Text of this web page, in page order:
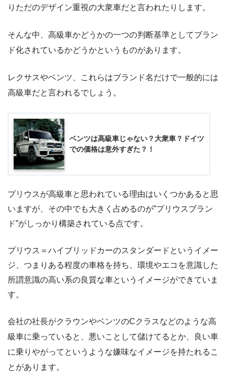
りただのデザイン重視の大衆車だと言われたりします。
そんな中、高級車かどうかの一つの判断基準としてブラン
ド化されているかどうかというものがあります。
レクサスやベンツ、これらはブランド名だけで一般的には
高級車だと言われるでしょう。
ベンツは高級車じゃない？大衆車？ドイツ
での価格は意外すぎた？！
プリウスが高級車と思われている理由はいくつかあると思
いますが、その中でも大きく占めるのが”プリウスブラン
ド”がしっかり構築されている点です。
プリウス＝ハイブリッドカーのスタンダードというイメー
ジ、つまりある程度の車格を持ち、環境やエコを意識した
所謂意識の高い系の良質な車というイメージができていま
す。
会社の社長がクラウンやベンツのCクラスなどのような高
級車に乗っていると、悪いことして儲けてるとか、良い車
に乗りやがってというような嫌味なイメージを持たれるこ
とがあります。